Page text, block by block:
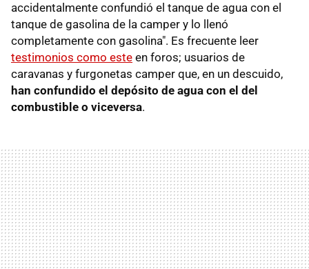
accidentalmente confundió el tanque de agua con el
tanque de gasolina de la camper y lo llenó
completamente con gasolina". Es frecuente leer
testimonios como este en foros; usuarios de
caravanas y furgonetas camper que, en un descuido,
han confundido el depósito de agua con el del
combustible o viceversa.